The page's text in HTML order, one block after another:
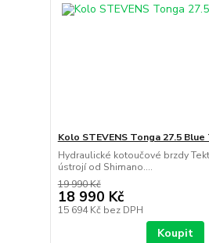
Kolo STEVENS Tonga 27.5
Hydraulické kotoučové brzdy
ústrojí od Shimano....
19 990 Kč
18 990 Kč
15 694 Kč bez DPH
Koupit